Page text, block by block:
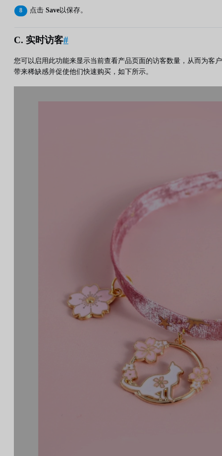
点击 Save以保存。
C. 实时访客#
您可以启用此功能来显示当前查看产品页面的访客数量，从而为客户
带来稀缺感并促使他们快速购买，如下所示。